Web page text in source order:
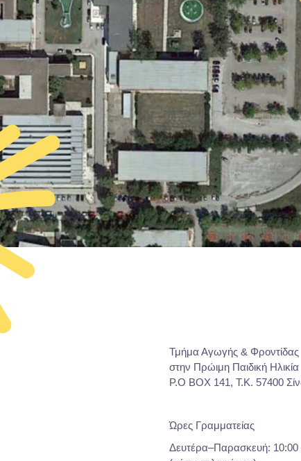
Τμήμα Αγωγής & Φροντίδας
στην Πρώιμη Παιδική Ηλικία
P.O BOX 141, T.K. 57400
Ώρες Γραμματείας
Δευτέρα–Παρασκευή: 10:00